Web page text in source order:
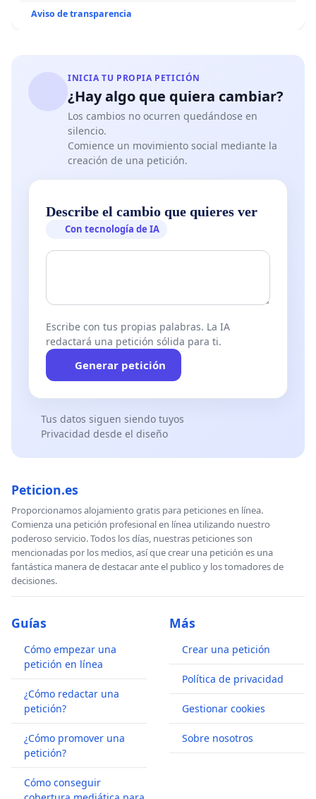
Aviso de transparencia
INICIA TU PROPIA PETICIÓN
¿Hay algo que quiera cambiar?
Los cambios no ocurren quedándose en
silencio.
Comience un movimiento social mediante la
creación de una petición.
Describe el cambio que quieres ver
Con tecnología de IA
Escribe con tus propias palabras. La IA
redactará una petición sólida para ti.
Generar petición
Tus datos siguen siendo tuyos
Privacidad desde el diseño
Peticion.es
Proporcionamos alojamiento gratis para peticiones en línea.
Comienza una petición profesional en línea utilizando nuestro
poderoso servicio. Todos los días, nuestras peticiones son
mencionadas por los medios, así que crear una petición es una
fantástica manera de destacar ante el publico y los tomadores de
decisiones.
Guías
Cómo empezar una
petición en línea
¿Cómo redactar una
petición?
¿Cómo promover una
petición?
Cómo conseguir
Más
Crear una petición
Política de privacidad
Gestionar cookies
Sobre nosotros